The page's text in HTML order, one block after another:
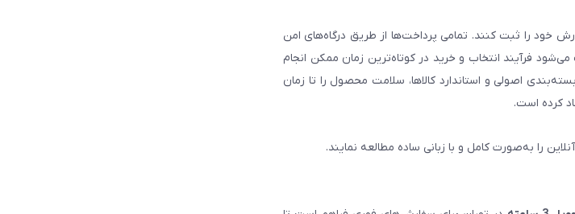
خود را ثبت کنند. تمامی پرداخت‌ها از طریق درگاه‌های امن
فرآیند انتخاب و خرید در کوتاه‌ترین زمان ممکن انجام
اصولی و استاندارد کالاها، سلامت محصول را تا زمان
کرده است.
را به‌صورت کامل و با زبانی ساده مطالعه نمایند.